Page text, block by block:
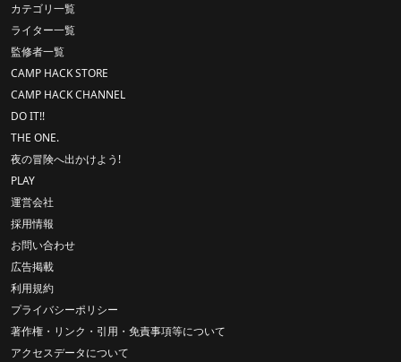
カテゴリ一覧
ライター一覧
監修者一覧
CAMP HACK STORE
CAMP HACK CHANNEL
DO IT!!
THE ONE.
夜の冒険へ出かけよう!
PLAY
運営会社
採用情報
お問い合わせ
広告掲載
利用規約
プライバシーポリシー
著作権・リンク・引用・免責事項等について
アクセスデータについて